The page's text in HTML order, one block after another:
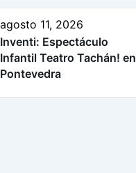
agosto 11, 2026
Inventi: Espectáculo
Infantil Teatro Tachán! en
Pontevedra